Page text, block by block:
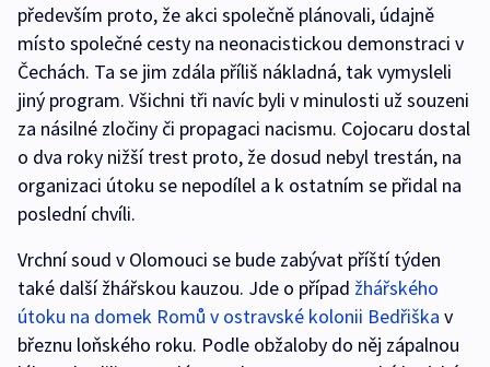
především proto, že akci společně plánovali, údajně
místo společné cesty na neonacistickou demonstraci v
Čechách. Ta se jim zdála příliš nákladná, tak vymysleli
jiný program. Všichni tři navíc byli v minulosti už souzeni
za násilné zločiny či propagaci nacismu. Cojocaru dostal
o dva roky nižší trest proto, že dosud nebyl trestán, na
organizaci útoku se nepodílel a k ostatním se přidal na
poslední chvíli.
Vrchní soud v Olomouci se bude zabývat příští týden
také další žhářskou kauzou. Jde o případ žhářského
útoku na domek Romů v ostravské kolonii Bedřiška v
březnu loňského roku. Podle obžaloby do něj zápalnou